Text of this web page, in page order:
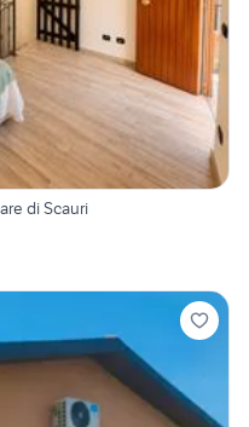
di Scauri